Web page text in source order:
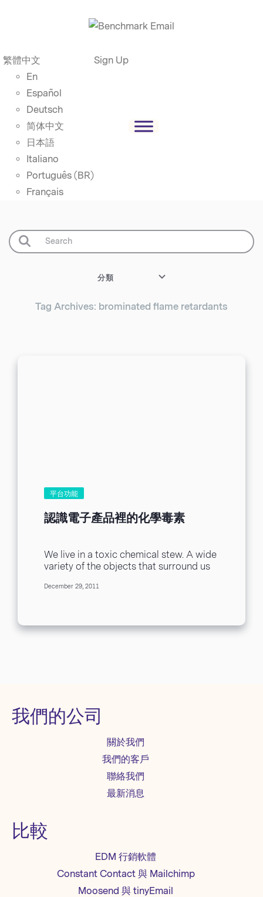
繁體中文
En
Español
Deutsch
简体中文
日本語
Italiano
Português (BR)
Français
Sign Up
分類
Tag Archives: brominated flame retardants
平台功能
認識電子產品裡的化學毒素
We live in a toxic chemical stew. A wide
variety of the objects that surround us
December 29, 2011
我們的公司
關於我們
我們的客戶
聯絡我們
最新消息
比較
EDM 行銷軟體
Constant Contact 與 Mailchimp
Moosend 與 tinyEmail